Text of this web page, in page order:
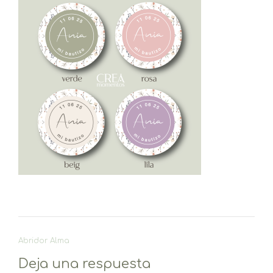
Navegación
entradas
Abridor Alma
Deja una respuesta